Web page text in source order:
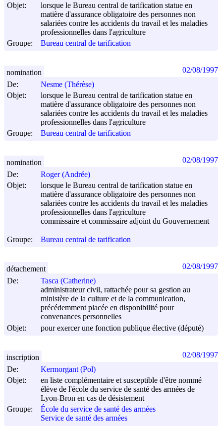
Objet:
lorsque le Bureau central de tarification statue en
matière d'assurance obligatoire des personnes non
salariées contre les accidents du travail et les maladies
professionnelles dans l'agriculture
Groupe:
Bureau central de tarification
De:
Nesme (Thérèse)
Objet:
lorsque le Bureau central de tarification statue en
matière d'assurance obligatoire des personnes non
salariées contre les accidents du travail et les maladies
professionnelles dans l'agriculture
Groupe:
Bureau central de tarification
nomination 02/08/1997
De:
Roger (Andrée)
Objet:
lorsque le Bureau central de tarification statue en
matière d'assurance obligatoire des personnes non
salariées contre les accidents du travail et les maladies
professionnelles dans l'agriculture
commissaire et commissaire adjoint du Gouvernement
Groupe: Bureau central de tarification
nomination 02/08/1997
De:
Tasca (Catherine)
administrateur civil, rattachée pour sa gestion au
ministère de la culture et de la communication,
précédemment placée en disponibilité pour
convenances personnelles
Objet:
pour exercer une fonction publique élective (député)
détachement 02/08/1997
De:
Kermorgant (Pol)
Objet:
en liste complémentaire et susceptible d'être nommé
élève de l'école du service de santé des armées de
Lyon-Bron en cas de désistement
Groupe:
École du service de santé des armées
Service de santé des armées
inscription 02/08/1997